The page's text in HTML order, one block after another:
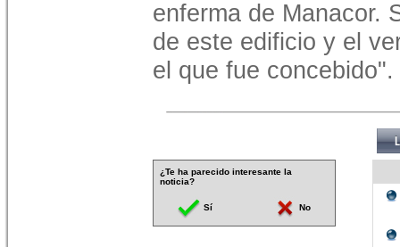
enferma de Manacor.
de este edificio y el
el que fue concebido".
¿Te ha parecido interesante la
noticia?
Sí No